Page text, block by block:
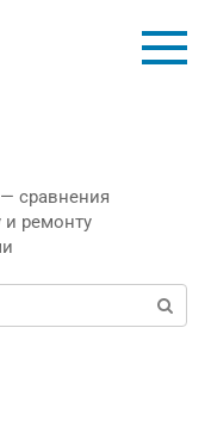
сравнения
и ремонту